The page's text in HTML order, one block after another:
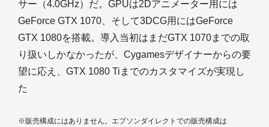
サー（4.0GHz）だ。GPUは2Dアニメーター用には
GeForce GTX 1070、そして3DCG用にはGeForce
GTX 1080を搭載。導入当初はまだGTX 1070までの取
り扱いしかなかったが、Cygamesデザイナーからの要
望に応え、GTX 1080 Tiまでのカスタマイズが実現し
た
※販売構成にはありません。エプソンダイレクトでの販売構成は